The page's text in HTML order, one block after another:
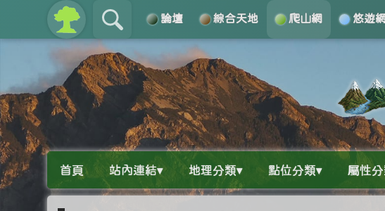
論壇 綜合天地 爬山網 悠遊網
關於 導覽
首頁 站內連結▾ 地理分類▾ 點位分類▾ 屬性